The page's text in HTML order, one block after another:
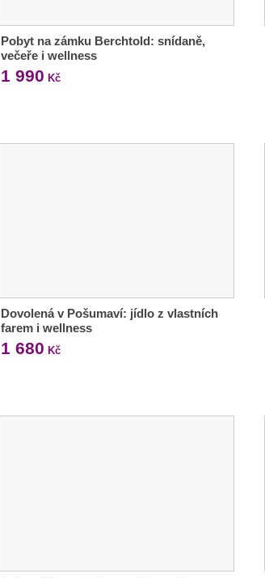
Pobyt na zámku Berchtold: snídaně,
večeře i wellness
1 990 Kč
Dovolená v Pošumaví: jídlo z vlastních
farem i wellness
1 680 Kč